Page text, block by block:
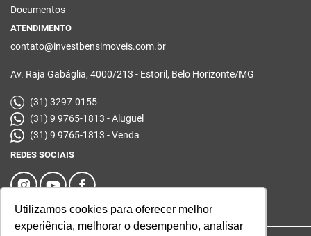
Utilizamos cookies para oferecer melhor
experiência, melhorar o desempenho, analisar
Documentos
ATENDIMENTO
contato@investbensimoveis.com.br
Av. Raja Gabáglia, 4000/213 - Estoril, Belo Horizonte/MG
(31) 3297-0155
(31) 9 9765-1813 - Aluguel
(31) 9 9765-1813 - Venda
REDES SOCIAIS